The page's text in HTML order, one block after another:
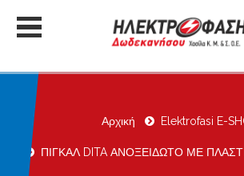
Αρχική Elektrofasi E-
ΠΙΓΚΑΛ DITA ΑΝΟΞΕΙΔΩΤΟ ΜΕ